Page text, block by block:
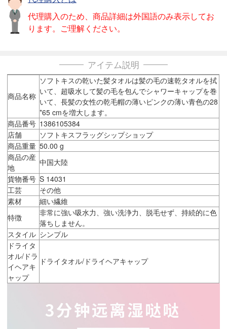
代理購入のため、商品詳細は外国語のみ表示してお
ります。ご理解ください。
アイテム説明
商品名称
ソフトキスの乾いた髪タオルは髪の毛の速乾タオルを拭
いて、超吸水して髪の毛を包んでシャワーキャップを巻
いて、長髪の女性の乾毛帽の薄いピンクの薄い青色の28
*65 cmを増大します。
商品番号 1386105384
店舗
ソフトキスフラッグシップショップ
商品重量 50.00 g
商品の産
地
中国大陸
貨物番号 S 14031
工芸
その他
素材
細い繊維
特徴
非常に強い吸水力、強い洗浄力、脱毛せず、持続的に色
落ちしません。
スタイル シンプル
ドライタ
オル/ドラ
イヘアキ
ャップ
ドライタオル/ドライヘアキャップ